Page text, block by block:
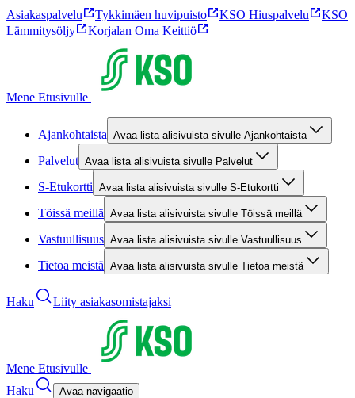
Asiakaspalvelu Tykkimäen huvipuisto KSO Hiuspalvelu
KSO
Lämmitysöljy
Korjalan Oma Keittiö
Mene Etusivulle
Ajankohtaista Avaa lista alisivuista sivulle Ajankohtaista
Palvelut Avaa lista alisivuista sivulle Palvelut
S-Etukortti Avaa lista alisivuista sivulle S-Etukortti
Töissä meillä Avaa lista alisivuista sivulle Töissä meillä
Vastuullisuus Avaa lista alisivuista sivulle Vastuullisuus
Tietoa meistä Avaa lista alisivuista sivulle Tietoa meistä
Haku Liity asiakasomistajaksi
Mene Etusivulle
Haku
Avaa navigaatio